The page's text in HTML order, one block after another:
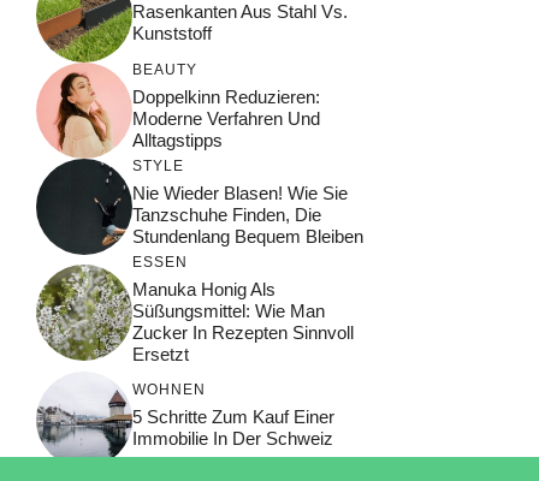
Rasenkanten Aus Stahl Vs.
Kunststoff
BEAUTY
Doppelkinn Reduzieren:
Moderne Verfahren Und
Alltagstipps
STYLE
Nie Wieder Blasen! Wie Sie
Tanzschuhe Finden, Die
Stundenlang Bequem Bleiben
ESSEN
Manuka Honig Als
Süßungsmittel: Wie Man
Zucker In Rezepten Sinnvoll
Ersetzt
WOHNEN
5 Schritte Zum Kauf Einer
Immobilie In Der Schweiz